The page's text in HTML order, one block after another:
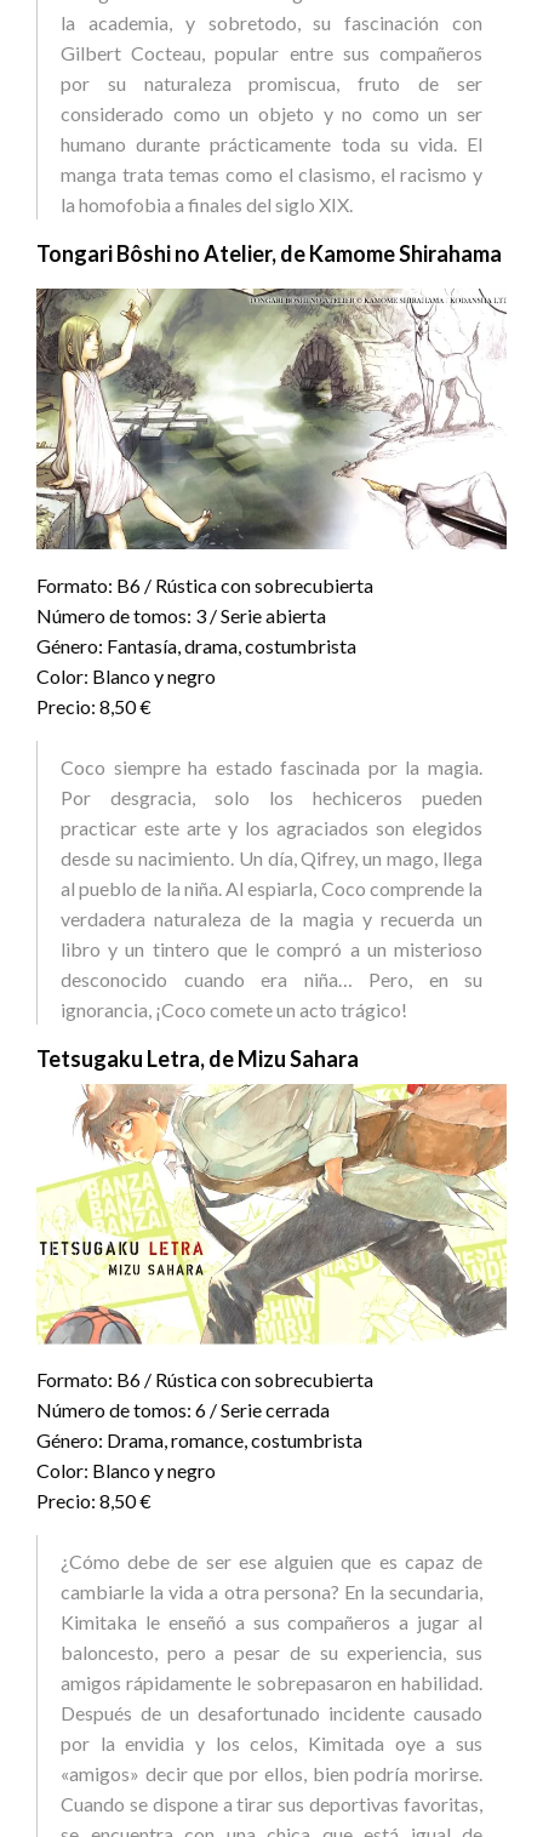
la academia, y sobretodo, su fascinación con
Gilbert Cocteau, popular entre sus compañeros
por su naturaleza promiscua, fruto de ser
considerado como un objeto y no como un ser
humano durante prácticamente toda su vida. El
manga trata temas como el clasismo, el racismo y
la homofobia a finales del siglo XIX.
Tongari Bôshi no Atelier, de Kamome Shirahama
Formato: B6 / Rústica con sobrecubierta
Número de tomos: 3 / Serie abierta
Género: Fantasía, drama, costumbrista
Color: Blanco y negro
Precio: 8,50 €
Coco siempre ha estado fascinada por la magia.
Por desgracia, solo los hechiceros pueden
practicar este arte y los agraciados son elegidos
desde su nacimiento. Un día, Qifrey, un mago, llega
al pueblo de la niña. Al espiarla, Coco comprende la
verdadera naturaleza de la magia y recuerda un
libro y un tintero que le compró a un misterioso
desconocido cuando era niña… Pero, en su
ignorancia, ¡Coco comete un acto trágico!
Tetsugaku Letra, de Mizu Sahara
Formato: B6 / Rústica con sobrecubierta
Número de tomos: 6 / Serie cerrada
Género: Drama, romance, costumbrista
Color: Blanco y negro
Precio: 8,50 €
¿Cómo debe de ser ese alguien que es capaz de
cambiarle la vida a otra persona? En la secundaria,
Kimitaka le enseñó a sus compañeros a jugar al
baloncesto, pero a pesar de su experiencia, sus
amigos rápidamente le sobrepasaron en habilidad.
Después de un desafortunado incidente causado
por la envidia y los celos, Kimitada oye a sus
«amigos» decir que por ellos, bien podría morirse.
Cuando se dispone a tirar sus deportivas favoritas,